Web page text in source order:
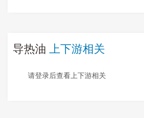
导热油 上下游相关
请登录后查看上下游相关